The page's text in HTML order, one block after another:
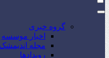
گروه خبری
اخبار موسسه
مجله اندیمشک
رویدادها